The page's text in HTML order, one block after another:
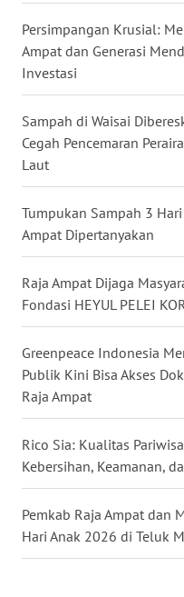
Persimpangan Krusial:
Ampat dan Generasi
Investasi
Sampah di Waisai
Cegah Pencemaran
Laut
Tumpukan Sampah 3
Ampat Dipertanyakan
Raja Ampat Dijaga
Fondasi HEYUL PELEI
Greenpeace Indonesia
Publik Kini Bisa Akses
Raja Ampat
Rico Sia: Kualitas
Kebersihan, Keamanan,
Pemkab Raja Ampat dan
Hari Anak 2026 di Teluk
WN
KALTARA
WN
KALSEL
WN
KALTIM
WN
SULSEL
WN
WN
SULUT
WN
MALUT